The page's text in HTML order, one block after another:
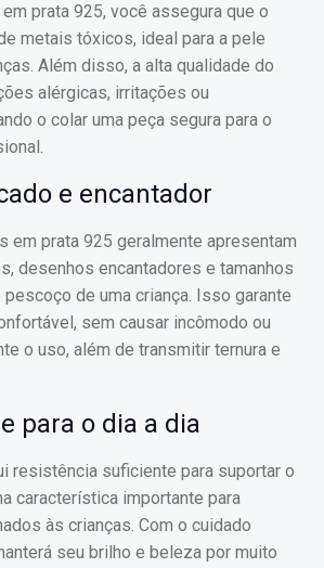
prata 925, você assegura que o
metais tóxicos, ideal para a pele
Além disso, a alta qualidade do
alérgicas, irritações ou
o colar uma peça segura para o
e encantador
em prata 925 geralmente apresentam
desenhos encantadores e tamanhos
de uma criança. Isso garante
sem causar incômodo ou
o uso, além de transmitir ternura e
para o dia a dia
resistência suficiente para suportar o
característica importante para
às crianças. Com o cuidado
seu brilho e beleza por muito